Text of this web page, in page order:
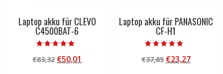
Laptop akku für CLEVO
C4500BAT-6
5.00
von 5
€83,32 Ursprünglicher
€50,01
Laptop akku für PANASONIC
CF-H1
4.50
von 5
€37,85 Ursprünglicher
€23,27